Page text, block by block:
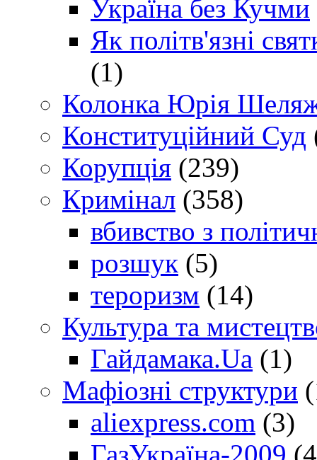
Україна без Кучми
Як політв'язні
(1)
Колонка Юрія
Конституційний Суд
Корупція (239)
Кримінал (358)
вбивство з
розшук (5)
тероризм (14)
Культура та
Гайдамака.Ua (1)
Мафіозні структури
aliexpress.com (3)
ГазУкраїна-2009